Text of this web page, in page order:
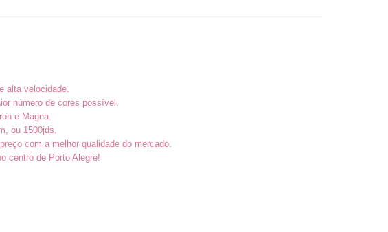
alta velocidade.
número de cores possível.
e Magna.
ou 1500jds.
com a melhor qualidade do mercado.
centro de Porto Alegre!